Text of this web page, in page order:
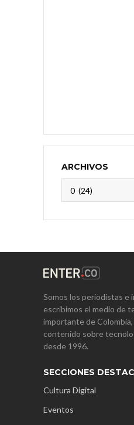
ARCHIVOS
Somos los periodistas e
escribimos el medio de
importante de
contenido sobre
desde 1996.
SECCIONES
Cultura Digital
Eventos